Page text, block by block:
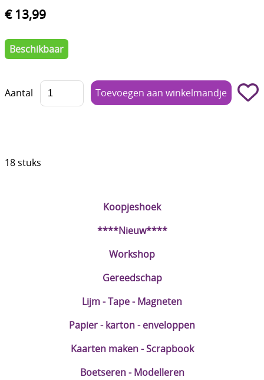
Bullet Journalling
Haken - Vilt
Bloemen uit crêpepapier of chenille
Koopjeshoek
****Nieuw****
Workshop
Gereedschap
Lijm - Tape - Magneten
Papier - karton - enveloppen
Kaarten maken - Scrapbook
Boetseren - Modelleren
€ 13,99
Beschikbaar
Aantal
18 stuks